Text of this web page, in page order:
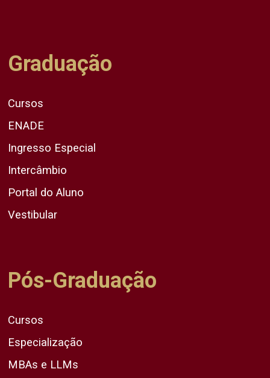
Graduação
Cursos
ENADE
Ingresso Especial
Intercâmbio
Portal do Aluno
Vestibular
Pós-Graduação
Cursos
Especialização
MBAs e LLMs